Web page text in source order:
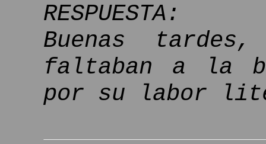
RESPUESTA:
Buenas
faltaban a la
por su labor